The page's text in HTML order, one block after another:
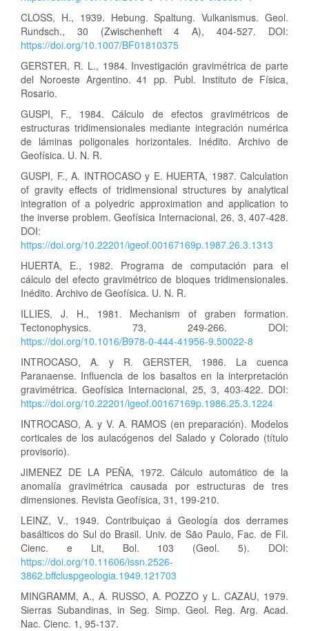
CLOSS, H., 1939. Hebung. Spaltung. Vulkanismus. Geol.
Rundsch., 30 (Zwischenheft 4 A), 404-527. DOI:
https://doi.org/10.1007/BF01810375
GERSTER, R. L., 1984. Investigación gravimétrica de parte
del Noroeste Argentino. 41 pp. Publ. Instituto de Física,
Rosario.
GUSPI, F., 1984. Cálculo de efectos gravimétricos de
estructuras tridimensionales mediante integración numérica
de láminas poligonales horizontales. Inédito. Archivo de
Geofísica. U. N. R.
GUSPI, F., A. INTROCASO y E. HUERTA, 1987. Calculation
of gravity effects of tridimensional structures by analytical
integration of a polyedric approximation and application to
the inverse problem. Geofísica Internacional, 26, 3, 407-428.
DOI:
https://doi.org/10.22201/igeof.00167169p.1987.26.3.1313
HUERTA, E., 1982. Programa de computación para el
cálculo del efecto gravimétrico de bloques tridimensionales.
Inédito. Archivo de Geofísica. U. N. R.
ILLIES, J. H., 1981. Mechanism of graben formation.
Tectonophysics. 73, 249-266. DOI:
https://doi.org/10.1016/B978-0-444-41956-9.50022-8
INTROCASO, A. y R. GERSTER, 1986. La cuenca
Paranaense. Influencia de los basaltos en la interpretación
gravimétrica. Geofísica Internacional, 25, 3, 403-422. DOI:
https://doi.org/10.22201/igeof.00167169p.1986.25.3.1224
INTROCASO, A. y V. A. RAMOS (en preparación). Modelos
corticales de los aulacógenos del Salado y Colorado (título
provisorio).
JIMENEZ DE LA PEÑA, 1972. Cálculo automático de la
anomalía gravimétrica causada por estructuras de tres
dimensiones. Revista Geofísica, 31, 199-210.
LEINZ, V., 1949. Contribuiçao á Geología dos derrames
basálticos do Sul do Brasil. Univ. de São Paulo, Fac. de Fil.
Cienc. e Lit, Bol. 103 (Geol. 5). DOI:
https://doi.org/10.11606/issn.2526-
3862.bffcluspgeologia.1949.121703
MINGRAMM, A., A. RUSSO, A. POZZO y L. CAZAU, 1979.
Sierras Subandinas, in Seg. Simp. Geol. Reg. Arg. Acad.
Nac. Cienc. 1, 95-137.